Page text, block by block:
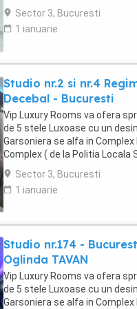
Sector 3 ) Loc de parcare
Sector 3, Bucuresti
1 ianuarie
Studio nr.2 si nr.4
Decebal - Bucuresti
Vip Luxury Rooms va ofera
de 5 stele Luxoase cu un
Garsoniera se alfa in
Complex ( de la Politia
suprafata de 35mp ...
Sector 3, Bucuresti
1 ianuarie
Studio nr.174 -
Oglinda TAVAN
Vip Luxury Rooms va ofera
de 5 stele Luxoase cu un
Garsoniera se alfa in